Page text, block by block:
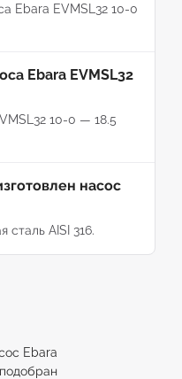
Ebara EVMSL32 10-0
Ebara EVMSL32
10-0 — 18.5
насос
AISI 316.
Ebara